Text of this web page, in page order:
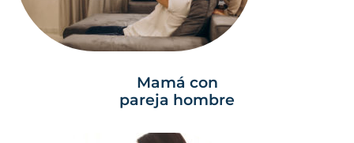
Mamá con
pareja hombre